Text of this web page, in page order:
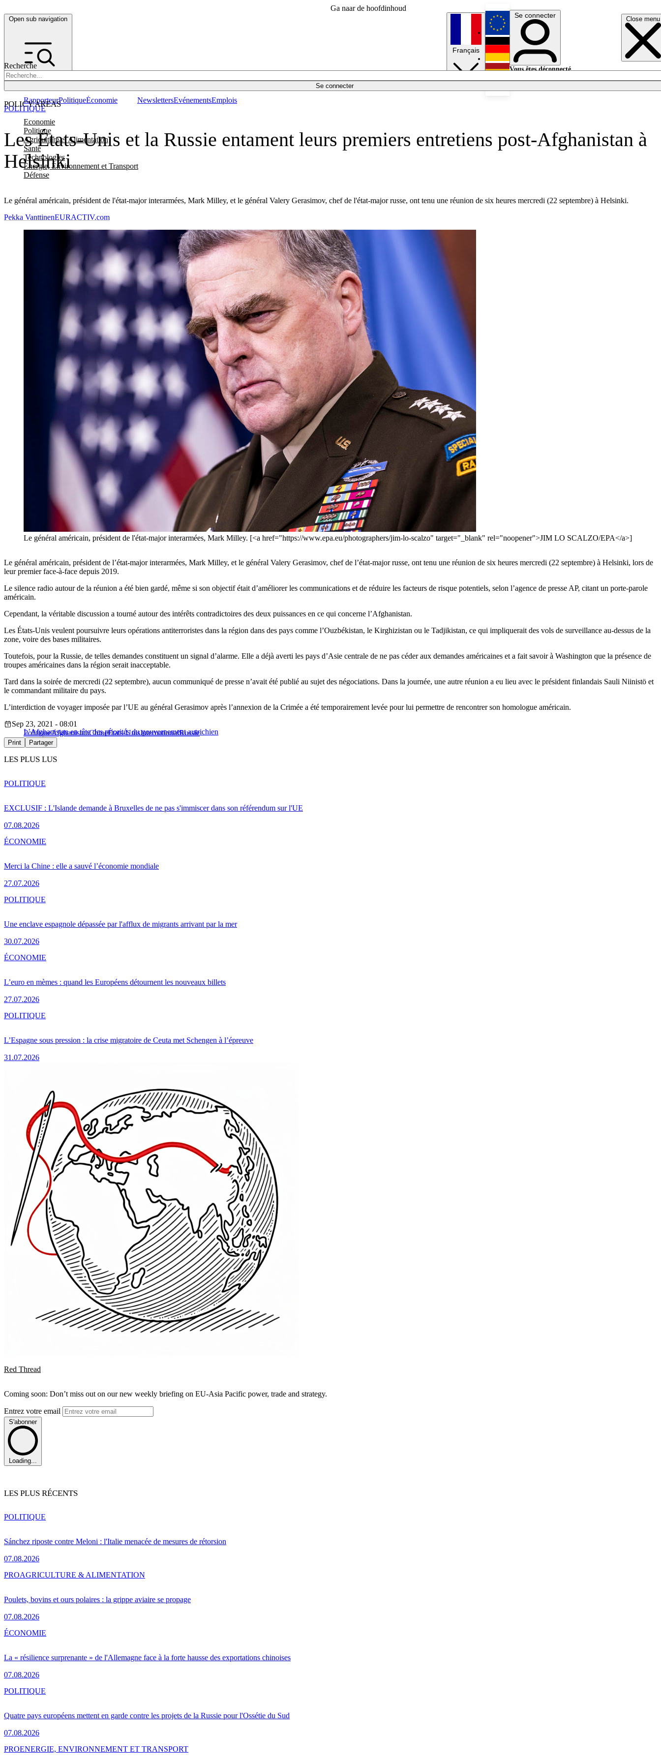
Ga naar de hoofdinhoud
Open sub navigation Close menu
Recherche
Se connecter
POLICY AREAS
Economie
Politique
Agriculture et Alimentation
Santé
Technologies
Energie, Environnement et Transport
Défense
RapporteurPolitiqueÉconomie NewslettersEvénementsEmplois
Français
English
Deutsch
Se connecter
Vous êtes déconnecté.
Les États-Unis et la Russie entament leurs premiers entretiens post-Afghanistan à
Helsinki
Le général américain, président de l'état-major interarmées, Mark Milley, et le général Valery Gerasimov, chef de l'état-major russe, ont tenu une réunion de six heures mercredi (22 septembre) à Helsinki.
POLITIQUE
Pekka VanttinenEURACTIV.com
Le général américain, président de l'état-major interarmées, Mark Milley. [<a href="https://www.epa.eu/photographers/jim-lo-scalzo" target="_blank" rel="noopener">JIM LO SCALZO/EPA</a>]
Le général américain, président de l’état-major interarmées, Mark Milley, et le général Valery Gerasimov, chef de l’état-major russe, ont tenu une réunion de six heures mercredi (22 septembre) à Helsinki, lors de
leur premier face-à-face depuis 2019.
Le silence radio autour de la réunion a été bien gardé, même si son objectif était d’améliorer les communications et de réduire les facteurs de risque potentiels, selon l’agence de presse AP, citant un porte-parole
américain.
Cependant, la véritable discussion a tourné autour des intérêts contradictoires des deux puissances en ce qui concerne l’Afghanistan.
Les États-Unis veulent poursuivre leurs opérations antiterroristes dans la région dans des pays comme l’Ouzbékistan, le Kirghizistan ou le Tadjikistan, ce qui impliquerait des vols de surveillance au-dessus de la
zone, voire des bases militaires.
Toutefois, pour la Russie, de telles demandes constituent un signal d’alarme. Elle a déjà averti les pays d’Asie centrale de ne pas céder aux demandes américaines et a fait savoir à Washington que la présence de
troupes américaines dans la région serait inacceptable.
Tard dans la soirée de mercredi (22 septembre), aucun communiqué de presse n’avait été publié au sujet des négociations. Dans la journée, une autre réunion a eu lieu avec le président finlandais Sauli Niinistö et
le commandant militaire du pays.
L’interdiction de voyager imposée par l’UE au général Gerasimov après l’annexion de la Crimée a été temporairement levée pour lui permettre de rencontrer son homologue américain.
L’Afghanistan en tête des priorités du gouvernement autrichien
Sep 23, 2021 - 08:01
PolitiqueAfghanistanChineÉtats-UnisInternationalRussie
Print Partager
LES PLUS LUS
EXCLUSIF : L'Islande demande à Bruxelles de ne pas s'immiscer dans son référendum sur l'UE
07.08.2026
POLITIQUE
Merci la Chine : elle a sauvé l’économie mondiale
27.07.2026
ÉCONOMIE
Une enclave espagnole dépassée par l'afflux de migrants arrivant par la mer
30.07.2026
POLITIQUE
L’euro en mèmes : quand les Européens détournent les nouveaux billets
27.07.2026
ÉCONOMIE
L’Espagne sous pression : la crise migratoire de Ceuta met Schengen à l’épreuve
31.07.2026
POLITIQUE
Red Thread
Coming soon: Don’t miss out on our new weekly briefing on EU-Asia Pacific power, trade and strategy.
Entrez votre email
S'abonner
Loading...
LES PLUS RÉCENTS
Sánchez riposte contre Meloni : l'Italie menacée de mesures de rétorsion
07.08.2026
POLITIQUE
Poulets, bovins et ours polaires : la grippe aviaire se propage
07.08.2026
PROAGRICULTURE & ALIMENTATION
La « résilience surprenante » de l'Allemagne face à la forte hausse des exportations chinoises
07.08.2026
ÉCONOMIE
Quatre pays européens mettent en garde contre les projets de la Russie pour l'Ossétie du Sud
07.08.2026
POLITIQUE
PROENERGIE, ENVIRONNEMENT ET TRANSPORT